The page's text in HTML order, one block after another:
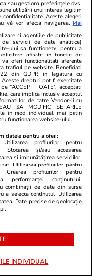
facă poze cu ursul.
de marfă sau
e construit după
de la vremea lui,
autoturisme,
perfect.
08.07.2024, 12:28
ajung cu elicopterul
08.07.2024, 12:29
Sigur nu ar fi durat
sau gestiona preferințele dvs.
utilizării unui interes legitim
Aceste alegeri
vă vor afecta navigarea. Mai
si agentiile de publicitate
de servicii de date analitice)
ului sa functioneze, pentru a
afisate in functie de
oferi functionalitati aferente
traficul pe website. Beneficiati
din GDPR in legatura cu
Aceste drepturi pot fi exercitate
“ACCEPT TOATE”, acceptati
care implica inclusiv acceptul
de catre Vendor-ii cu
SA MODIFIC SETARILE
in mod individual, mai putin
functionarea website-ului.
datele pentru a oferi:
Utilizarea profilurilor pentru
Stocarea și/sau accesarea
și îmbunătățirea serviciilor.
Utilizarea profilurilor pentru
Crearea profilurilor pentru
performanței conținutului.
combinații de date din surse
a selecta conținutul. Utilizarea
Date precise de geolocație
INDIVIDUAL